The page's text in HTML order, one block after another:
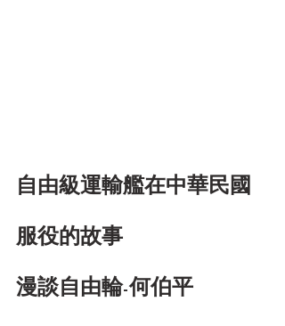
自由級運輸艦在中華民國
服役的故事
漫談自由輪-何伯平